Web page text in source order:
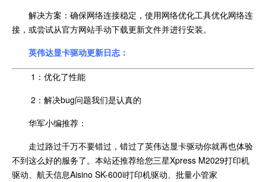
解决方案：确保网络连接稳定，使用网络优化工具优化网络连
接，或尝试从官方网站手动下载更新文件并进行安装。
英伟达显卡驱动更新日志：
1：优化了性能
2：解决bug问题我们是认真的
华军小编推荐：
走过路过千万不要错过，错过了英伟达显卡驱动你就再也体验
不到这么好的服务了。本站还推荐给您三星Xpress M2029打印机
驱动、航天信息Aisino SK-600ii打印机驱动、批量小管家